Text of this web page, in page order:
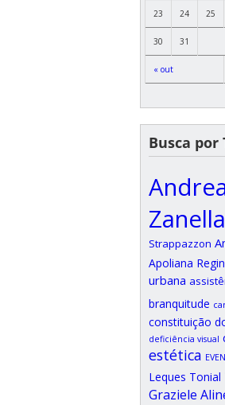
« out
23 24 25
30 31
Busca por
Zanella
Strappazzon
Apoliana
urbana
branquitude
constituição
deficiência visual
estética
Leques Tonial
Graziele